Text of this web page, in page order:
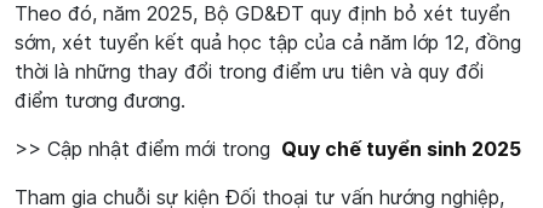
Theo đó, năm 2025, Bộ GD&ĐT quy định bỏ xét tuyển
sớm, xét tuyển kết quả học tập của cả năm lớp 12, đồng
thời là những thay đổi trong điểm ưu tiên và quy đổi
điểm tương đương.
>> Cập nhật điểm mới trong Quy chế tuyển sinh 2025
Tham gia chuỗi sự kiện Đối thoại tư vấn hướng nghiệp, ​​